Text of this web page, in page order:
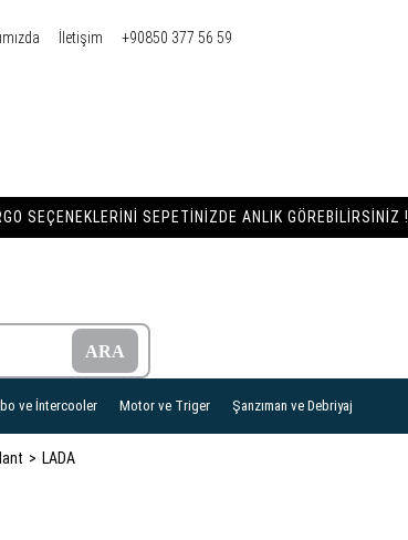
İletişim +90850 377 56 59
SEÇENEKLERINI SEPETINIZDE ANLIK GÖREBILIRSINIZ !
ve İntercooler Motor ve Triger Şanzıman ve Debriyaj
LADA